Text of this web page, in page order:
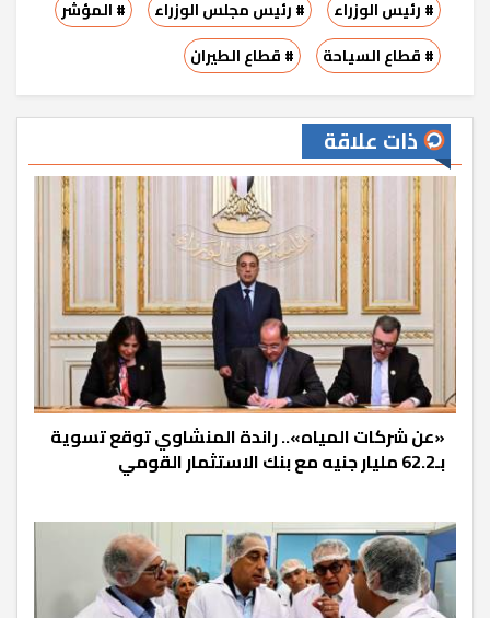
# رئيس الوزراء # رئيس مجلس الوزراء
# المؤشر
# قطاع السياحة
# قطاع الطيران
ذات علاقة
«عن شركات المياه».. راندة المنشاوي توقع تسوية
بـ62.2 مليار جنيه مع بنك الاستثمار القومي